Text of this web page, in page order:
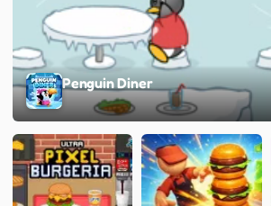
Penguin Diner